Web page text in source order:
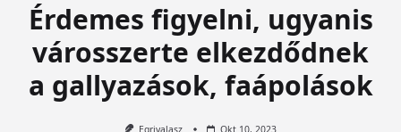
Érdemes figyelni, ugyanis
városszerte elkezdődnek
a gallyazások, faápolások
Egrivalasz Okt 10, 2023